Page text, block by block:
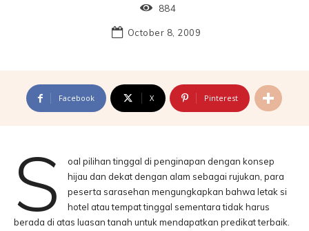
884
October 8, 2009
Facebook X Pinterest
S
oal pilihan tinggal di penginapan dengan konsep
hijau dan dekat dengan alam sebagai rujukan, para
peserta sarasehan mengungkapkan bahwa letak si
hotel atau tempat tinggal sementara tidak harus
berada di atas luasan tanah untuk mendapatkan predikat terbaik.